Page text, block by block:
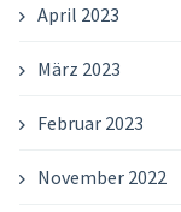
April 2023
März 2023
Februar 2023
November 2022